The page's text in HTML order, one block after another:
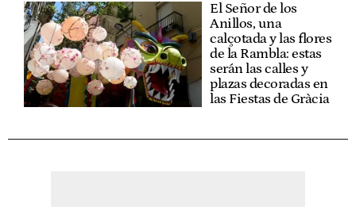
El Señor de los
Anillos, una
calçotada y las flores
de la Rambla: estas
serán las calles y
plazas decoradas en
las Fiestas de Gràcia